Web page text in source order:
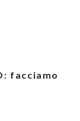
facciamo